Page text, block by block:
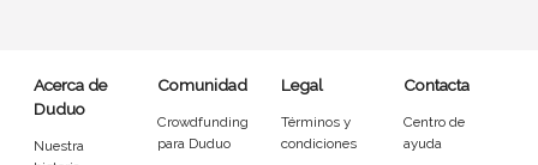
Acerca de
Duduo
Nuestra
Comunidad
Crowdfunding
para Duduo
Legal
Términos y
condiciones
Contacta
Centro de
ayuda